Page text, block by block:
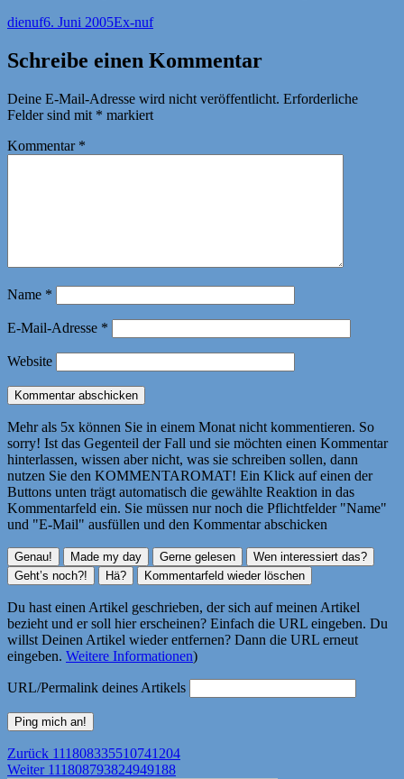
Autor
dienufVeröffentlicht
6. Juni 2005Kategorien
Ex-nuf
Schreibe einen Kommentar
Deine E-Mail-Adresse wird nicht veröffentlicht. Erforderliche
Felder sind mit * markiert
Kommentar *
Name *
E-Mail-Adresse *
Website
Mehr als 5x können Sie in einem Monat nicht kommentieren. So
sorry! Ist das Gegenteil der Fall und sie möchten einen Kommentar
hinterlassen, wissen aber nicht, was sie schreiben sollen, dann
nutzen Sie den KOMMENTAROMAT! Ein Klick auf einen der
Buttons unten trägt automatisch die gewählte Reaktion in das
Kommentarfeld ein. Sie müssen nur noch die Pflichtfelder "Name"
und "E-Mail" ausfüllen und den Kommentar abschicken
Du hast einen Artikel geschrieben, der sich auf meinen Artikel
bezieht und er soll hier erscheinen? Einfach die URL eingeben. Du
willst Deinen Artikel wieder entfernen? Dann die URL erneut
eingeben. Weitere Informationen)
URL/Permalink deines Artikels
Beitragsnavigation
Zurück Vorheriger
Beitrag:
111808335510741204
Weiter Nächster
111808793824949188